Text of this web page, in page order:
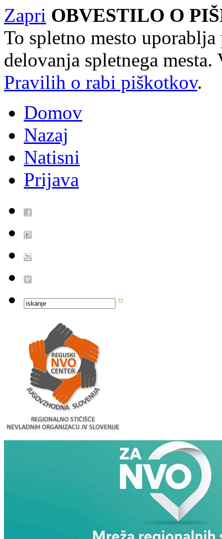
Zapri OBVESTILO O
To spletno mesto uporablja
delovanja spletnega
Pravilih o rabi piškotkov.
Domov
Nazaj
Natisni
Prijava